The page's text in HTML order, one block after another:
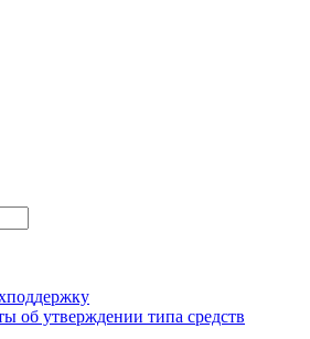
об утверждении типа средств